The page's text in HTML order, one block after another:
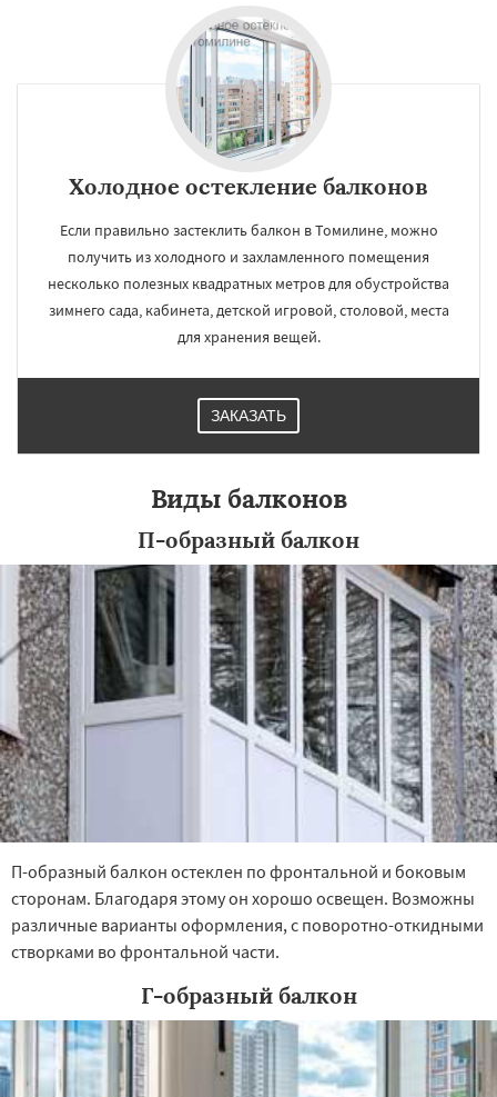
Холодное остекление балконов
Если правильно застеклить балкон в Томилине, можно
получить из холодного и захламленного помещения
несколько полезных квадратных метров для обустройства
зимнего сада, кабинета, детской игровой, столовой, места
для хранения вещей.
ЗАКАЗАТЬ
Виды балконов
П-образный балкон
П-образный балкон остеклен по фронтальной и боковым
сторонам. Благодаря этому он хорошо освещен. Возможны
различные варианты оформления, с поворотно-откидными
створками во фронтальной части.
Г-образный балкон